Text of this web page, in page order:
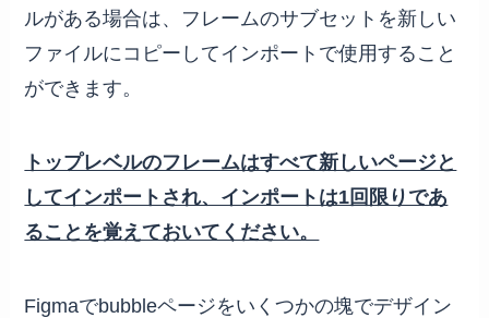
ルがある場合は、フレームのサブセットを新しい
ファイルにコピーしてインポートで使用すること
ができます。
トップレベルのフレームはすべて新しいページと
してインポートされ、インポートは1回限りであ
ることを覚えておいてください。
Figmaでbubbleページをいくつかの塊でデザイン